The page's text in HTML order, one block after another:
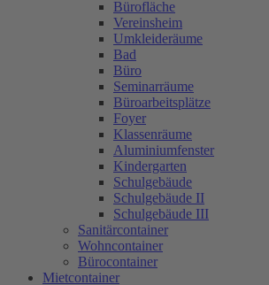
Bürofläche
Vereinsheim
Umkleideräume
Bad
Büro
Seminarräume
Büroarbeitsplätze
Foyer
Klassenräume
Aluminiumfenster
Kindergarten
Schulgebäude
Schulgebäude II
Schulgebäude III
Sanitärcontainer
Wohncontainer
Bürocontainer
Mietcontainer